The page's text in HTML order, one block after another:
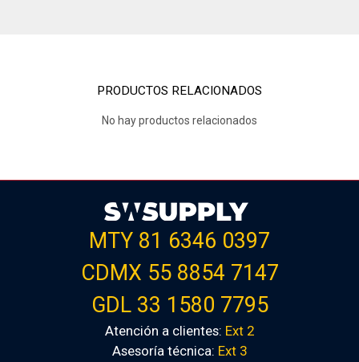
PRODUCTOS RELACIONADOS
No hay productos relacionados
MTY 81 6346 0397
CDMX 55 8854 7147
GDL 33 1580 7795
Atención a clientes: Ext 2
Asesoría técnica: Ext 3